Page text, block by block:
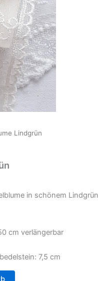
Lindgrün
in schönem Lindgrün
cm verlängerbar
7,5 cm